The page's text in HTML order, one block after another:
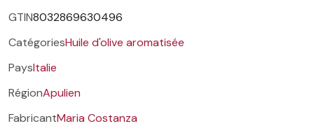
GTIN8032869630496
CatégoriesHuile d'olive aromatisée
PaysItalie
RégionApulien
FabricantMaria Costanza